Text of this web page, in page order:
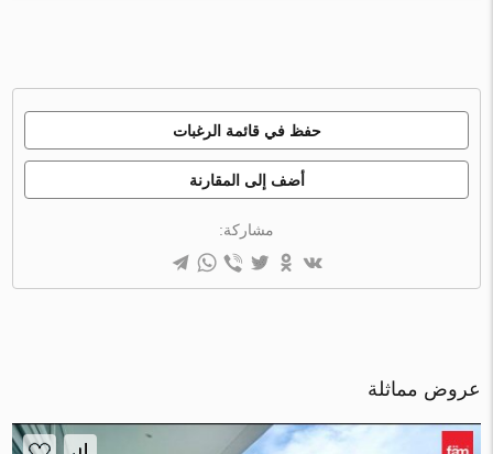
حفظ في قائمة الرغبات
أضف إلى المقارنة
مشاركة:
عروض مماثلة